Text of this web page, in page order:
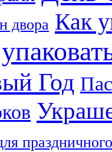
двора Как
Год